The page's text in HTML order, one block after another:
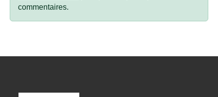
commentaires.